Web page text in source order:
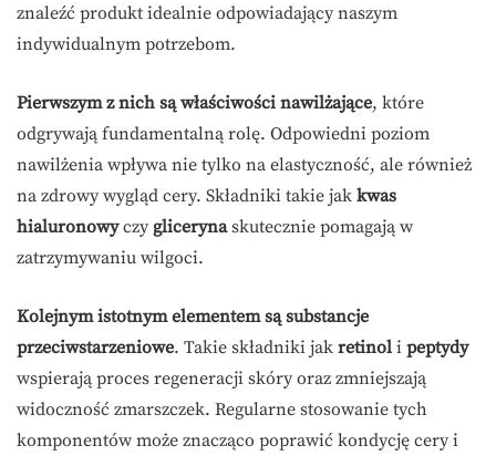
znaleźć produkt idealnie odpowiadający naszym
indywidualnym potrzebom.
Pierwszym z nich są właściwości nawilżające, które
odgrywają fundamentalną rolę. Odpowiedni poziom
nawilżenia wpływa nie tylko na elastyczność, ale również
na zdrowy wygląd cery. Składniki takie jak kwas
hialuronowyczy glicerynaskutecznie pomagają w
zatrzymywaniu wilgoci.
Kolejnym istotnym elementem są substancje
przeciwstarzeniowe. Takie składniki jak retinol i peptydy
wspierają proces regeneracji skóry oraz zmniejszają
widoczność zmarszczek. Regularne stosowanie tych
komponentów może znacząco poprawić kondycję cery i